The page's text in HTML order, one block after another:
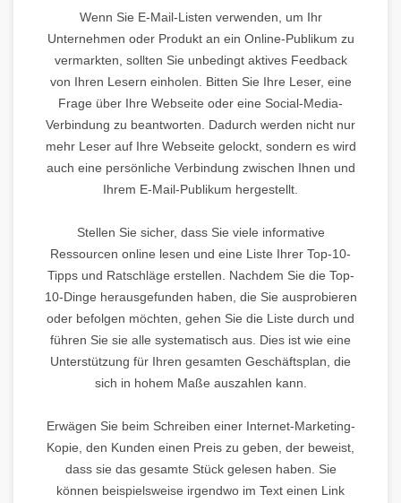
Wenn Sie E-Mail-Listen verwenden, um Ihr
Unternehmen oder Produkt an ein Online-Publikum zu
vermarkten, sollten Sie unbedingt aktives Feedback
von Ihren Lesern einholen. Bitten Sie Ihre Leser, eine
Frage über Ihre Webseite oder eine Social-Media-
Verbindung zu beantworten. Dadurch werden nicht nur
mehr Leser auf Ihre Webseite gelockt, sondern es wird
auch eine persönliche Verbindung zwischen Ihnen und
Ihrem E-Mail-Publikum hergestellt.
Stellen Sie sicher, dass Sie viele informative
Ressourcen online lesen und eine Liste Ihrer Top-10-
Tipps und Ratschläge erstellen. Nachdem Sie die Top-
10-Dinge herausgefunden haben, die Sie ausprobieren
oder befolgen möchten, gehen Sie die Liste durch und
führen Sie sie alle systematisch aus. Dies ist wie eine
Unterstützung für Ihren gesamten Geschäftsplan, die
sich in hohem Maße auszahlen kann.
Erwägen Sie beim Schreiben einer Internet-Marketing-
Kopie, den Kunden einen Preis zu geben, der beweist,
dass sie das gesamte Stück gelesen haben. Sie
können beispielsweise irgendwo im Text einen Link